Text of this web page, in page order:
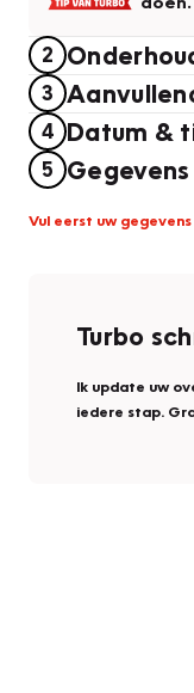
2
3
4 Datum &
5 Gegevens
Vul eerst uw
Turbo
Ik update uw
iedere stap.